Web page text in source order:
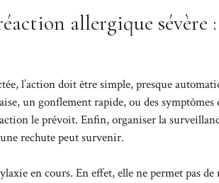
allergique sévère
l’action doit être simple, presque
un gonflement rapide, ou des
le prévoit. Enfin, organiser la
rechute peut survenir.
en cours. En effet, elle ne permet pas